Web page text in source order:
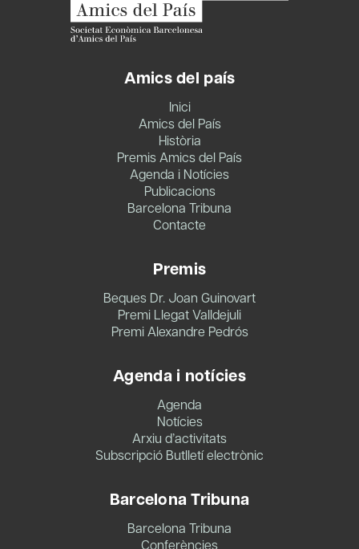
Amics del país
Inici
Amics del País
Història
Premis Amics del País
Agenda i Notícies
Publicacions
Barcelona Tribuna
Contacte
Premis
Beques Dr. Joan Guinovart
Premi Llegat Valldejuli
Premi Alexandre Pedrós
Agenda i notícies
Agenda
Notícies
Arxiu d’activitats
Subscripció Butlletí electrònic
Barcelona Tribuna
Barcelona Tribuna
Conferències